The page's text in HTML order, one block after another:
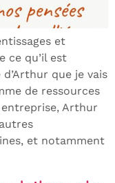
et
ce qu’il est
d’Arthur que je vais
de ressources
entreprise, Arthur
et notamment